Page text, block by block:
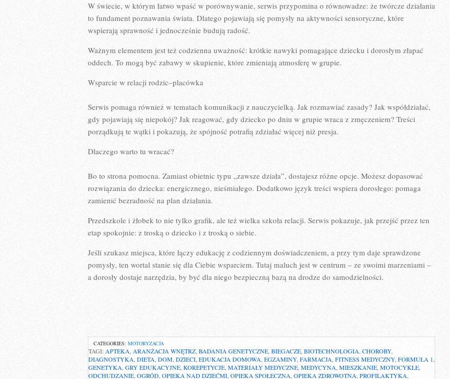
W świecie, w którym łatwo wpaść w porównywanie, serwis przypomina o równowadze: że twórcze działania
to fundament poznawania świata. Dlatego pojawiają się pomysły na aktywności sensoryczne, które
wspierają sprawność i jednocześnie budują radość.
Ważnym elementem jest też codzienna uważność: krótkie nawyki pomagające dziecku i dorosłym złapać
oddech. To mogą być zabawy w skupienie, które zmieniają atmosferę w grupie.
Wsparcie w relacji rodzic–placówka
Serwis pomaga również w tematach komunikacji z nauczycielką. Jak rozmawiać zasady? Jak współdziałać,
gdy pojawiają się niepokój? Jak reagować, gdy dziecko po dniu w grupie wraca z zmęczeniem? Treści
porządkują te wątki i pokazują, że spójność potrafią zdziałać więcej niż presja.
Dlaczego warto tu wracać?
Bo to strona pomocna. Zamiast obietnic typu „zawsze działa”, dostajesz różne opcje. Możesz dopasować
rozwiązania do dziecka: energicznego, nieśmiałego. Dodatkowo język treści wspiera dorosłego: pomaga
zamienić bezradność na plan działania.
Przedszkole i żłobek to nie tylko grafik, ale też wielka szkoła relacji. Serwis pokazuje, jak przejść przez ten
etap spokojnie: z troską o dziecko i z troską o siebie.
Jeśli szukasz miejsca, które łączy edukację z codziennym doświadczeniem, a przy tym daje sprawdzone
pomysły, ten wortal stanie się dla Ciebie wsparciem. Tutaj maluch jest w centrum – ze swoimi marzeniami –
a dorosły dostaje narzędzia, by być dla niego bezpieczną bazą na drodze do samodzielności.
CATEGORIES: MOTORYZACJA
TAGI: APTEKA ARANŻACJA WNĘTRZ, BADANIA GENETYCZNE, BIEGACZE BIOTECHNOLOGIA CHOROBY,
DIAGNOSTYKA DIETA DOM DZIECI EDUKACJA DOMOWA, EGZAMINY, FARMACJA, FITNESS MEDYCZNY, FORMUŁA 1
GENETYKA GRY EDUKACYJNE KOREPETYCJE MATERIAŁY MEDYCZNE MEDYCYNA MIESZKANIE MOTOCYKLE,
ODCHUDZANIE, OGRÓD OPIEKA NAD DZIEĆMI OPIEKA SPOŁECZNA OPIEKA ZDROWOTNA, PROFILAKTYKA